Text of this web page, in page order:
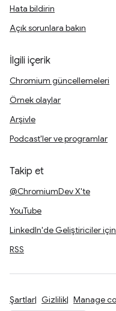
Hata bildirin
Açık sorunlara bakın
İlgili içerik
Chromium güncellemeleri
Örnek olaylar
Arşivle
Podcast'ler ve programlar
Takip et
@ChromiumDev X'te
YouTube
LinkedIn'de Geliştiriciler
RSS
Şartlar Gizlilik Manage